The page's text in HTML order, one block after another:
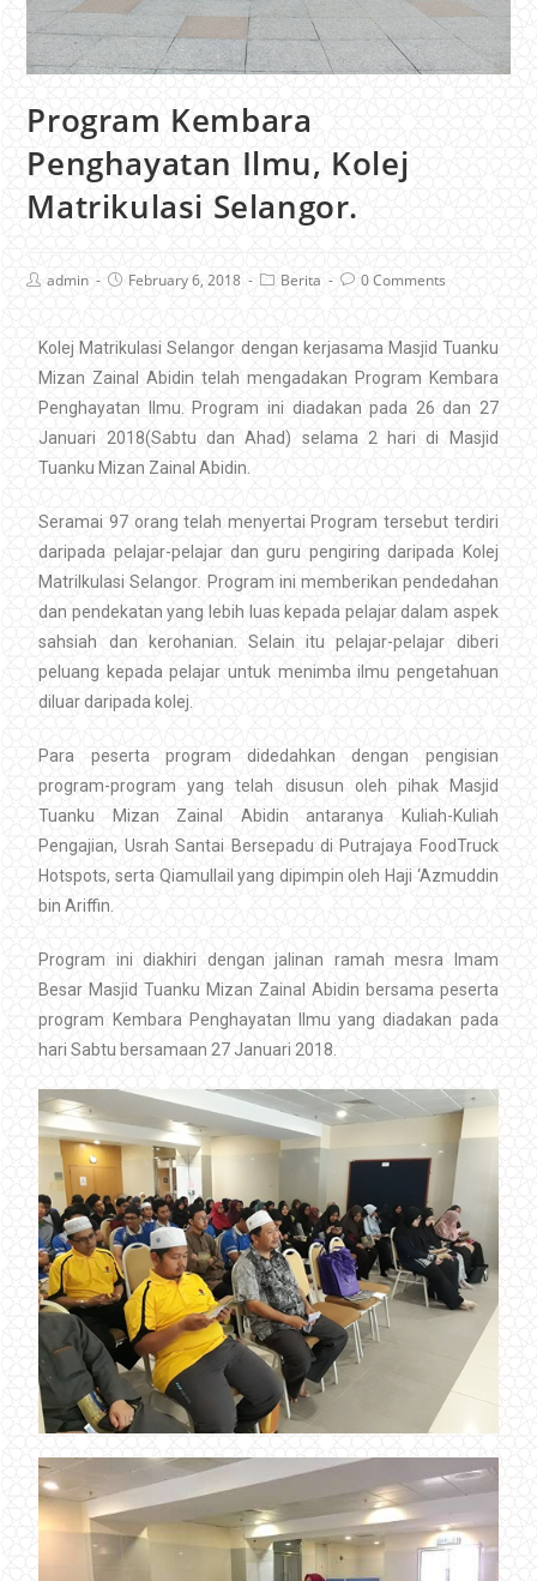
Program Kembara
Penghayatan Ilmu, Kolej
Matrikulasi Selangor.
admin February 6, 2018 Berita 0 Comments
Kolej Matrikulasi Selangor dengan kerjasama Masjid Tuanku
Mizan Zainal Abidin telah mengadakan Program Kembara
Penghayatan Ilmu. Program ini diadakan pada 26 dan 27
Januari 2018(Sabtu dan Ahad) selama 2 hari di Masjid
Tuanku Mizan Zainal Abidin.
Seramai 97 orang telah menyertai Program tersebut terdiri
daripada pelajar-pelajar dan guru pengiring daripada Kolej
Matrilkulasi Selangor .Program ini memberikan pendedahan
dan pendekatan yang lebih luas kepada pelajar dalam aspek
sahsiah dan kerohanian. Selain itu pelajar-pelajar diberi
peluang kepada pelajar untuk menimba ilmu pengetahuan
diluar daripada kolej.
Para peserta program didedahkan dengan pengisian
program-program yang telah disusun oleh pihak Masjid
Tuanku Mizan Zainal Abidin antaranya Kuliah-Kuliah
Pengajian, Usrah Santai Bersepadu di Putrajaya FoodTruck
Hotspots, serta Qiamullail yang dipimpin oleh Haji ‘Azmuddin
bin Ariffin.
Program ini diakhiri dengan jalinan ramah mesra Imam
Besar Masjid Tuanku Mizan Zainal Abidin bersama peserta
program Kembara Penghayatan Ilmu yang diadakan pada
hari Sabtu bersamaan 27 Januari 2018.